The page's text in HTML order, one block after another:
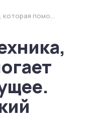
"Болдер"– техника, которая помогает строить будущее. Новокузнецкий транспортно-технологический техникум и "Болдер" укрепляют сотрудничество с целью подготовки профессионалов.